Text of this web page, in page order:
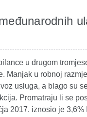
u drugom
Manjak u robnoj
usluga, a blago su
Promatraju li se
2017. iznosio je